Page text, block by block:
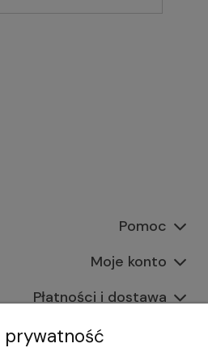
Pomoc
Moje konto
Płatności i dostawa
Informacje
prywatność